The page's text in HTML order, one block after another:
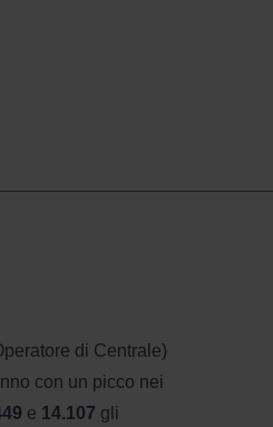
di Centrale)
con un picco nei
e 14.107 gli